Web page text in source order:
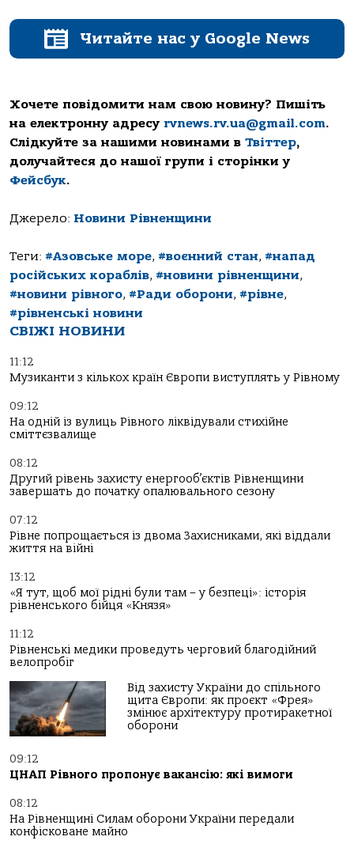
Читайте нас у Google News
Хочете повідомити нам свою новину? Пишіть
на електронну адресу rvnews.rv.ua@gmail.com.
Слідкуйте за нашими новинами в Твіттер,
долучайтеся до нашої групи і сторінки у
Фейсбук.
Джерело: Новини Рівненщини
Теги: #Азовське море, #воєнний стан, #напад
російських кораблів, #новини рівненщини,
#новини рівного, #Ради оборони, #рівне,
#рівненські новини
СВІЖІ НОВИНИ
11:12
Музиканти з кількох країн Європи виступлять у Рівному
09:12
На одній із вулиць Рівного ліквідували стихійне
сміттєзвалище
08:12
Другий рівень захисту енергооб’єктів Рівненщини
завершать до початку опалювального сезону
07:12
Рівне попрощається із двома Захисниками, які віддали
життя на війні
13:12
«Я тут, щоб мої рідні були там – у безпеці»: історія
рівненського бійця «Князя»
11:12
Рівненські медики проведуть черговий благодійний
велопробіг
Від захисту України до спільного
щита Європи: як проєкт «Фрея»
змінює архітектуру протиракетної
оборони
09:12
ЦНАП Рівного пропонує вакансію: які вимоги
08:12
На Рівненщині Силам оборони України передали
конфісковане майно